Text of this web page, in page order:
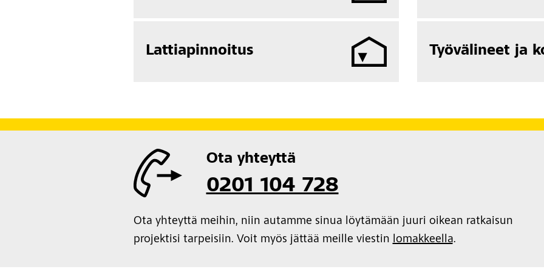
Lattiapinnoitus Työvälineet ja
Ota yhteyttä
0201 104 728
Ota yhteyttä meihin, niin autamme sinua löytämään juuri oikean ratkaisun
projektisi tarpeisiin. Voit myös jättää meille viestin lomakkeella.